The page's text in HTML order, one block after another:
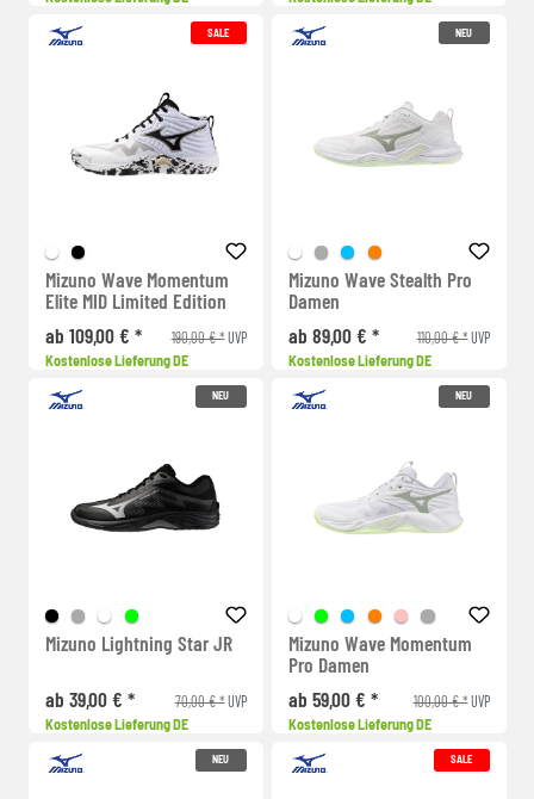
SALE
Mizuno Wave Momentum
Elite MID Limited Edition
ab 109,00 € *
190,00 € *UVP
Kostenlose Lieferung DE
NEU
Mizuno Wave Stealth Pro
Damen
ab 89,00 € *
110,00 € *UVP
Kostenlose Lieferung DE
NEU
Mizuno Lightning Star JR
ab 39,00 € * 70,00 € *UVP
Kostenlose Lieferung DE
NEU
Mizuno Wave Momentum
Pro Damen
ab 59,00 € *
100,00 € *UVP
Kostenlose Lieferung DE
NEU SALE